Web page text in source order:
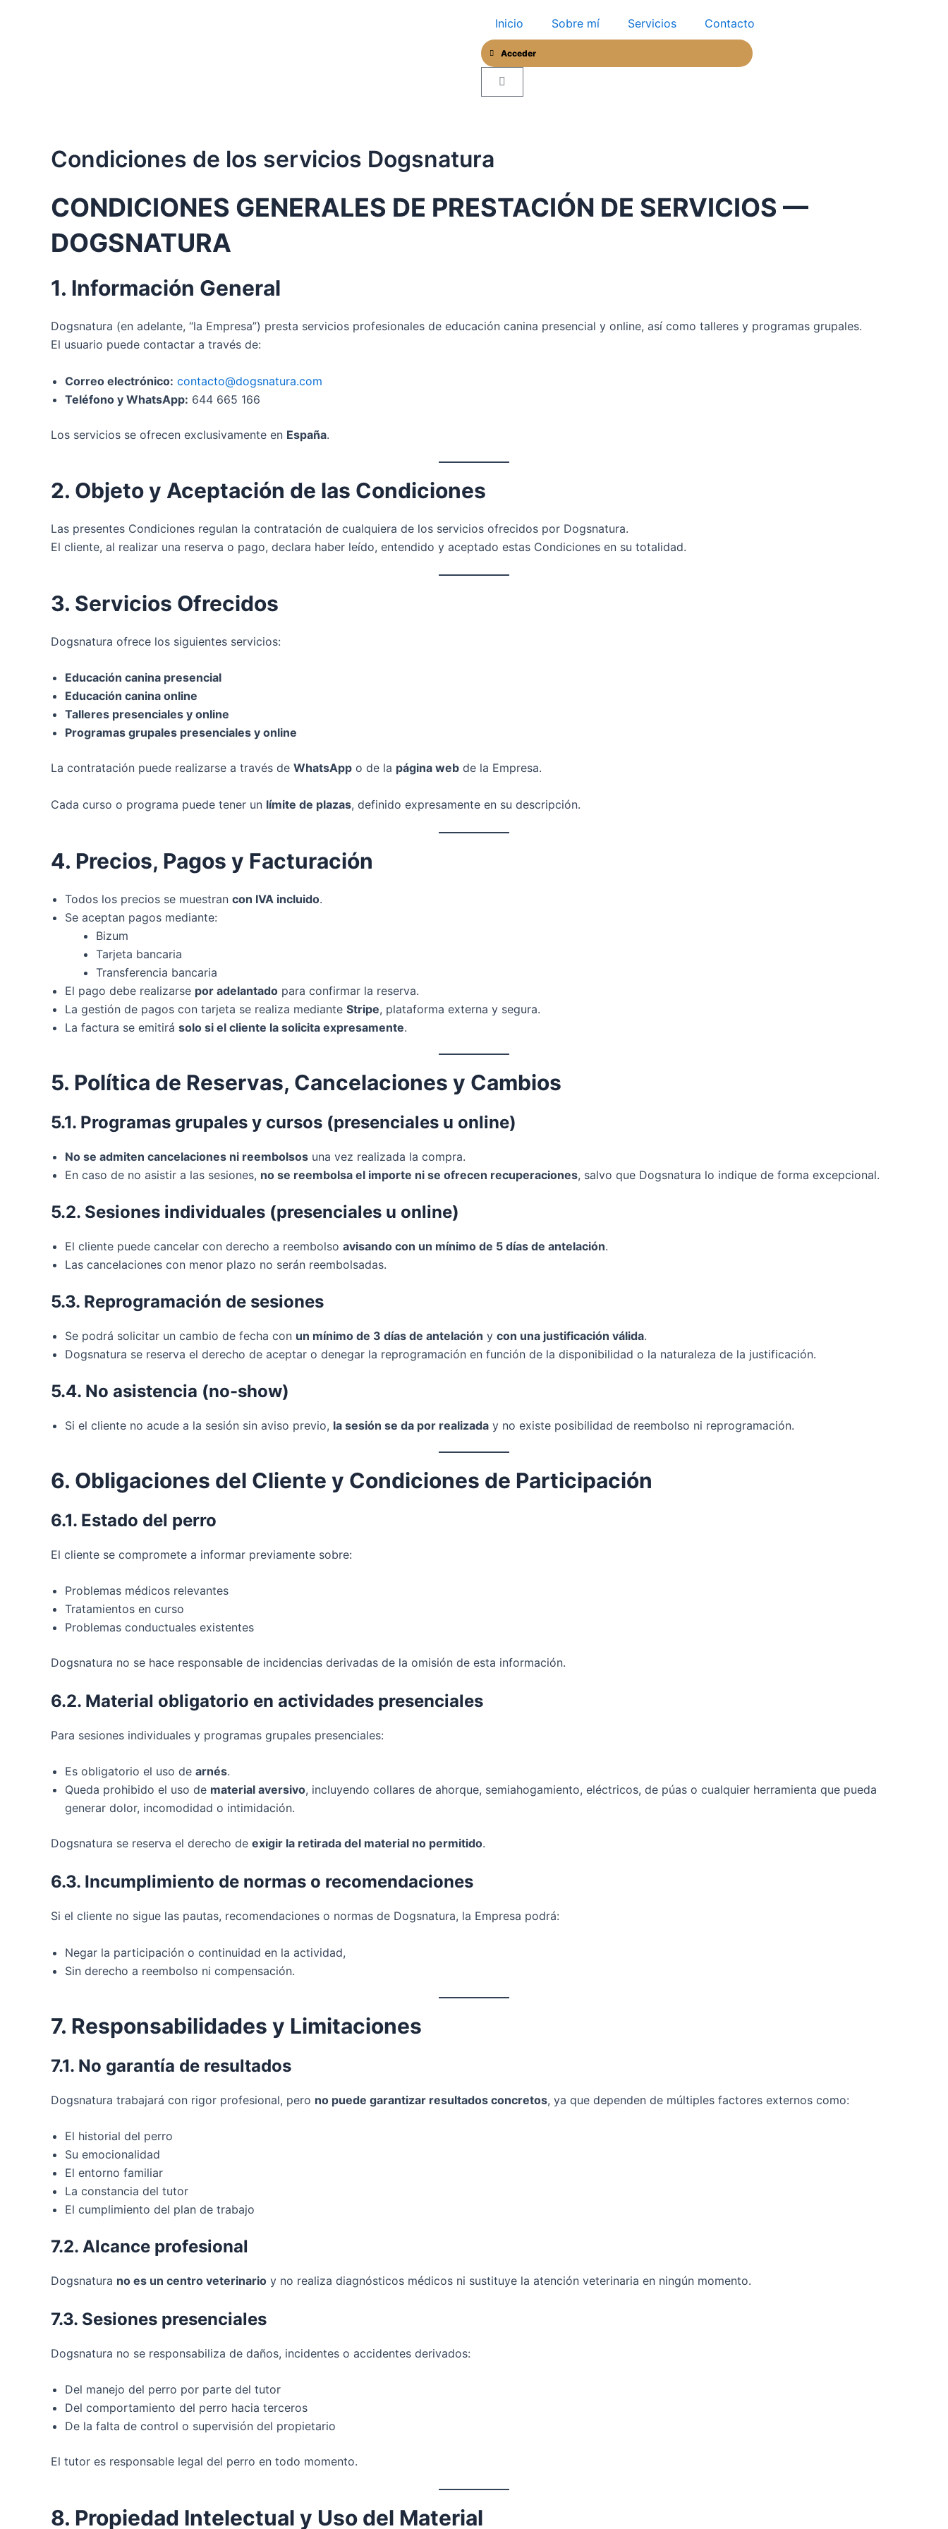
Inicio Sobre mí Servicios Contacto
Acceder
Cart
Condiciones de los servicios Dogsnatura
CONDICIONES GENERALES DE PRESTACIÓN DE SERVICIOS —
DOGSNATURA
1. Información General
Dogsnatura (en adelante, “la Empresa”) presta servicios profesionales de educación canina presencial y online, así como talleres y programas grupales.
El usuario puede contactar a través de:
Correo electrónico: contacto@dogsnatura.com
Teléfono y WhatsApp: 644 665 166
Los servicios se ofrecen exclusivamente en España.
2. Objeto y Aceptación de las Condiciones
Las presentes Condiciones regulan la contratación de cualquiera de los servicios ofrecidos por Dogsnatura.
El cliente, al realizar una reserva o pago, declara haber leído, entendido y aceptado estas Condiciones en su totalidad.
3. Servicios Ofrecidos
Dogsnatura ofrece los siguientes servicios:
Educación canina presencial
Educación canina online
Talleres presenciales y online
Programas grupales presenciales y online
La contratación puede realizarse a través de WhatsApp o de la página web de la Empresa.
Cada curso o programa puede tener un límite de plazas, definido expresamente en su descripción.
4. Precios, Pagos y Facturación
Todos los precios se muestran con IVA incluido.
Se aceptan pagos mediante:
Bizum
Tarjeta bancaria
Transferencia bancaria
El pago debe realizarse por adelantado para confirmar la reserva.
La gestión de pagos con tarjeta se realiza mediante Stripe, plataforma externa y segura.
La factura se emitirá solo si el cliente la solicita expresamente.
5. Política de Reservas, Cancelaciones y Cambios
5.1. Programas grupales y cursos (presenciales u online)
No se admiten cancelaciones ni reembolsos una vez realizada la compra.
En caso de no asistir a las sesiones, no se reembolsa el importe ni se ofrecen recuperaciones, salvo que Dogsnatura lo indique de forma excepcional.
5.2. Sesiones individuales (presenciales u online)
El cliente puede cancelar con derecho a reembolso avisando con un mínimo de 5 días de antelación.
Las cancelaciones con menor plazo no serán reembolsadas.
5.3. Reprogramación de sesiones
Se podrá solicitar un cambio de fecha con un mínimo de 3 días de antelación y con una justificación válida.
Dogsnatura se reserva el derecho de aceptar o denegar la reprogramación en función de la disponibilidad o la naturaleza de la justificación.
5.4. No asistencia (no-show)
Si el cliente no acude a la sesión sin aviso previo, la sesión se da por realizada y no existe posibilidad de reembolso ni reprogramación.
6. Obligaciones del Cliente y Condiciones de Participación
6.1. Estado del perro
El cliente se compromete a informar previamente sobre:
Problemas médicos relevantes
Tratamientos en curso
Problemas conductuales existentes
Dogsnatura no se hace responsable de incidencias derivadas de la omisión de esta información.
6.2. Material obligatorio en actividades presenciales
Para sesiones individuales y programas grupales presenciales:
Es obligatorio el uso de arnés.
Queda prohibido el uso de material aversivo, incluyendo collares de ahorque, semiahogamiento, eléctricos, de púas o cualquier herramienta que pueda
generar dolor, incomodidad o intimidación.
Dogsnatura se reserva el derecho de exigir la retirada del material no permitido.
6.3. Incumplimiento de normas o recomendaciones
Si el cliente no sigue las pautas, recomendaciones o normas de Dogsnatura, la Empresa podrá:
Negar la participación o continuidad en la actividad,
Sin derecho a reembolso ni compensación.
7. Responsabilidades y Limitaciones
7.1. No garantía de resultados
Dogsnatura trabajará con rigor profesional, pero no puede garantizar resultados concretos, ya que dependen de múltiples factores externos como:
El historial del perro
Su emocionalidad
El entorno familiar
La constancia del tutor
El cumplimiento del plan de trabajo
7.2. Alcance profesional
Dogsnatura no es un centro veterinario y no realiza diagnósticos médicos ni sustituye la atención veterinaria en ningún momento.
7.3. Sesiones presenciales
Dogsnatura no se responsabiliza de daños, incidentes o accidentes derivados:
Del manejo del perro por parte del tutor
Del comportamiento del perro hacia terceros
De la falta de control o supervisión del propietario
El tutor es responsable legal del perro en todo momento.
8. Propiedad Intelectual y Uso del Material